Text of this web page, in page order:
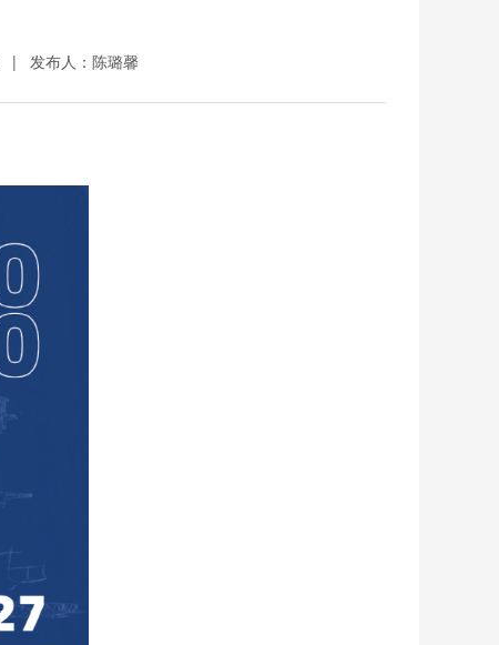
| 发布人：陈璐馨